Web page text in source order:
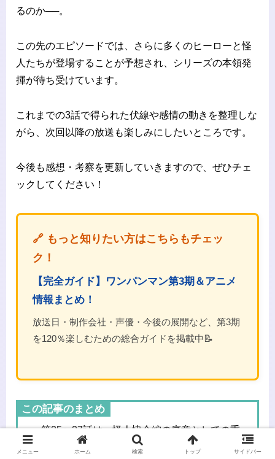
るのか──。
この先のエピソードでは、さらに多くのヒーローと怪
人たちが登場することが予想され、シリーズの本領発
揮が待ち受けています。
これまでの3話で得られた伏線や感情の動きを整理しな
がら、次回以降の放送も楽しみにしたいところです。
今後も感想・考察を更新していきますので、ぜひチェ
ックしてください！
🔗 もっと知りたい方はこちらもチェッ
ク！
【完全ガイド】ワンパンマン第3期＆アニメ
情報まとめ！
放送日・制作会社・声優・今後の展開など、第3期
を120％楽しむための総合ガイドを掲載中📝
この記事のまとめ
第25〜27話は、怪人協会編の序章としての重
要なパート
メニュー ホーム 検索 トップ サイドバー